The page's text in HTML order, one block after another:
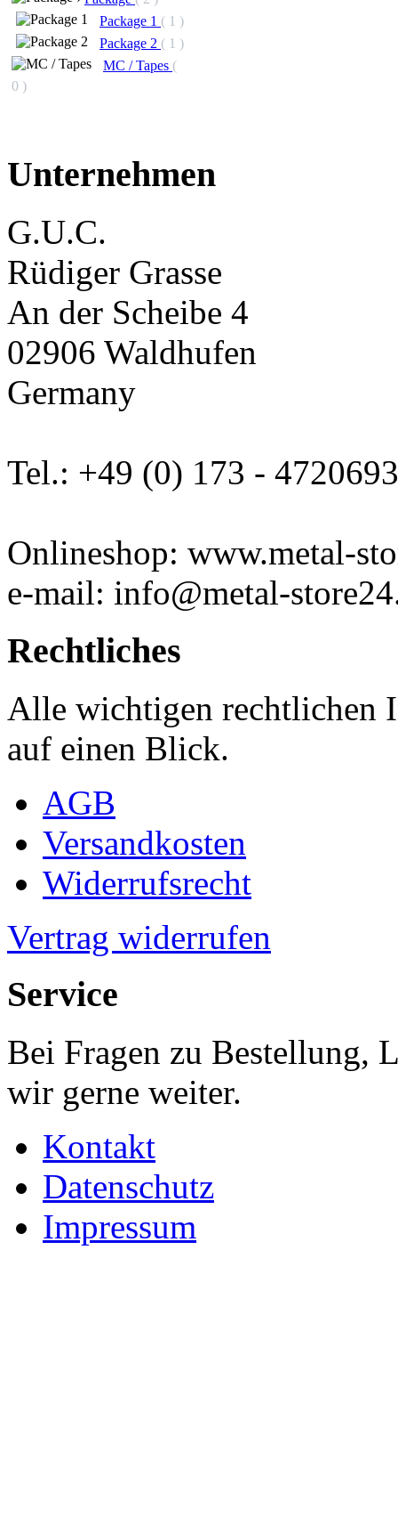
Package 1 ( 1 )
Package 2 ( 1 )
MC / Tapes (
0 )
Unternehmen
G.U.C.
Rüdiger Grasse
An der Scheibe 4
02906 Waldhufen
Germany
Tel.: +49 (0) 173 - 4720693
Onlineshop: www.metal-
e-mail: info@metal-
Rechtliches
Alle wichtigen rechtlichen
auf einen Blick.
AGB
Versandkosten
Widerrufsrecht
Vertrag widerrufen
Service
Bei Fragen zu Bestellung,
wir gerne weiter.
Kontakt
Datenschutz
Impressum